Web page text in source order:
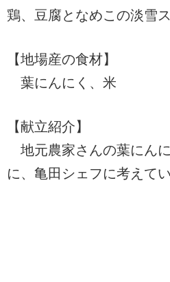
鶏、豆腐となめこの淡雪
【地場産の食材】
葉にんにく、米
【献立紹介】
地元農家さんの葉にん
に、亀田シェフに考えて